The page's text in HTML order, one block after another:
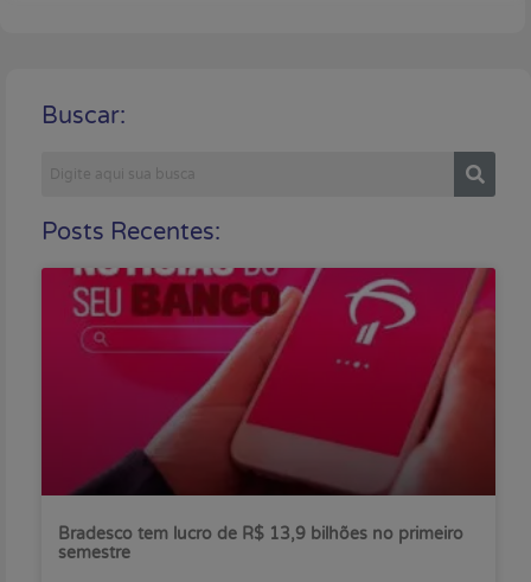
Buscar:
Posts Recentes:
Bradesco tem lucro de R$ 13,9 bilhões no primeiro
semestre